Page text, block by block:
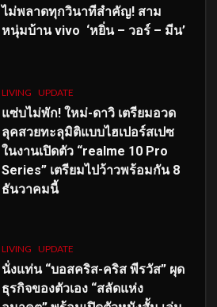
ไม่พลาดทุกวินาทีสำคัญ! สาม
หนุ่มบ้าน vivo ‘หยิ่น – วอร์ – มีน’
LIVING UPDATE
แซ่บไม่พัก! ใหม่-ดาวิ เตรียมอวด
ลุคสวยทะลุมิติแบบไฮเปอร์สเปซ
ในงานเปิดตัว “realme 10 Pro
Series” เตรียมไปว้าวพร้อมกัน 8
ธันวาคมนี้
LIVING UPDATE
นั่งแท่น “บอสคริส-คริส พีรวัส” ผุด
ธุรกิจของตัวเอง “สลัดแห่ง